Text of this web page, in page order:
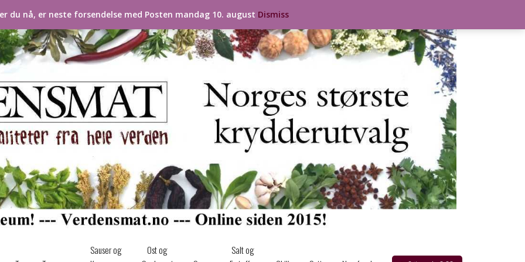
Sauser og
Ost og
Salt og
du nå, er neste forsendelse med Posten mandag 10. august Dismiss